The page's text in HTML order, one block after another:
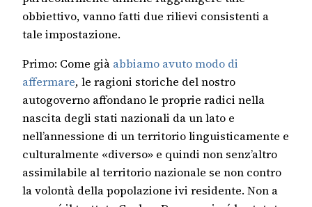
obbiettivo, vanno fatti due rilievi consistenti a
tale impostazione.
Primo: Come già abbiamo avuto modo di
affermare, le ragioni storiche del nostro
autogoverno affondano le proprie radici nella
nascita degli stati nazionali da un lato e
nell’annessione di un territorio linguisticamente e
culturalmente «diverso» e quindi non senz’altro
assimilabile al territorio nazionale se non contro
la volontà della popolazione ivi residente. Non a